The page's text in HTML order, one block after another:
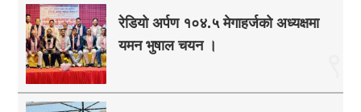
रेडियो अर्पण १०४.५ मेगाहर्जको अध्यक्षमा
यमन भुषाल चयन ।